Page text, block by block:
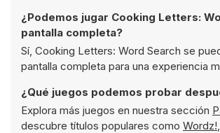
¿Podemos jugar Cooking Letters:
pantalla completa?
Sí, Cooking Letters: Word Search se
pantalla completa para una experiencia
¿Qué juegos podemos probar
Explora más juegos en nuestra sección
descubre títulos populares como Wordz!,